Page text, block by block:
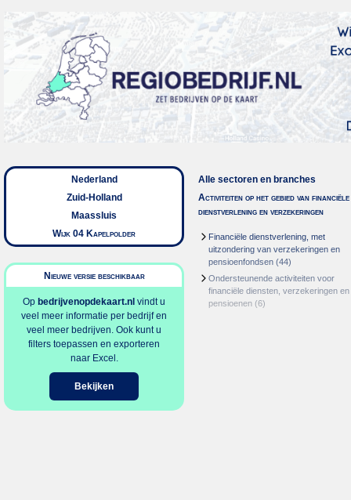
Nederland
Zuid-Holland
Maassluis
Wijk 04 Kapelpolder
Nieuwe versie beschikbaar
Op bedrijvenopdekaart.nl vindt u
veel meer informatie per bedrijf en
veel meer bedrijven. Ook kunt u
filters toepassen en exporteren
naar Excel.
Bekijken
Alle sectoren en branches
Activiteiten op het gebied van financiële
dienstverlening en verzekeringen
Financiële dienstverlening, met
uitzondering van verzekeringen en
pensioenfondsen (44)
Ondersteunende activiteiten voor
financiële diensten, verzekeringen en
pensioenen (6)